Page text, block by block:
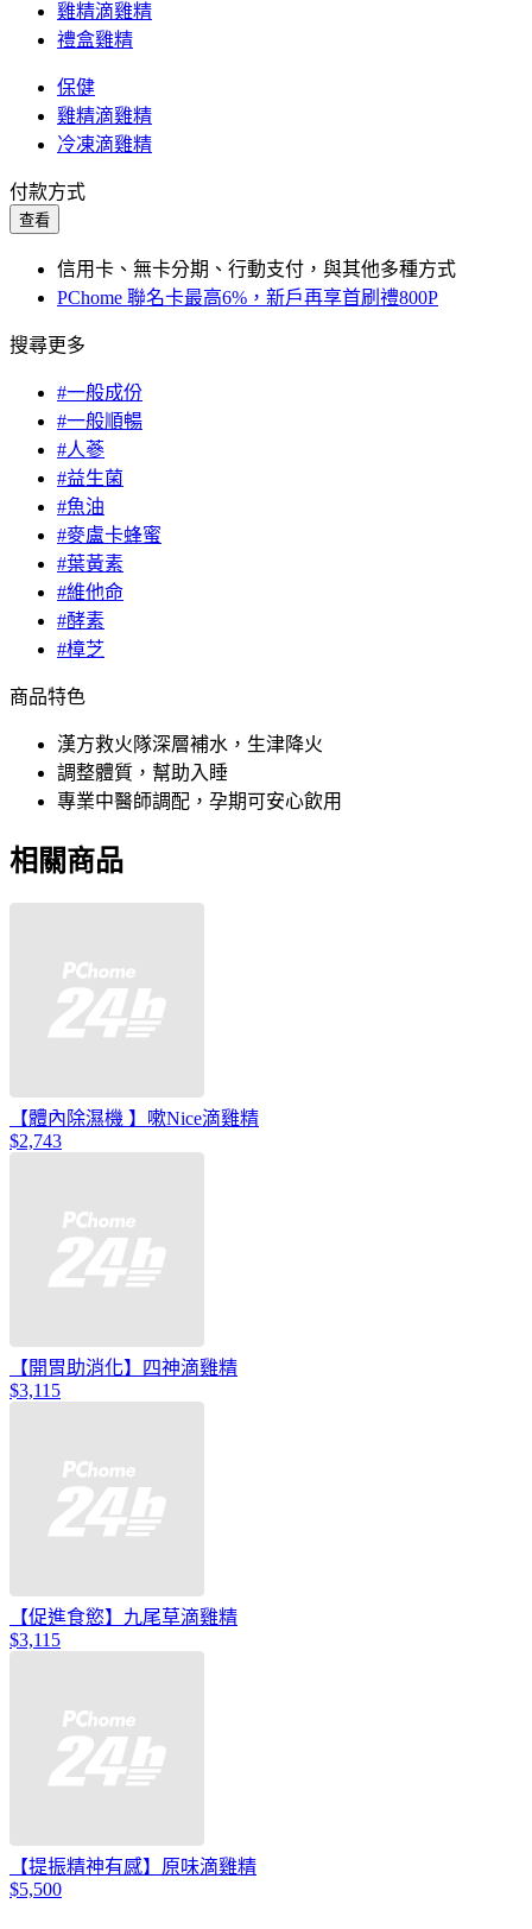
雞精滴雞精
禮盒雞精
保健
雞精滴雞精
冷凍滴雞精
付款方式
查看
信用卡、無卡分期、行動支付，與其他多種方式
PChome 聯名卡最高6%，新戶再享首刷禮800P
搜尋更多
#一般成份
#一般順暢
#人蔘
#益生菌
#魚油
#麥盧卡蜂蜜
#葉黃素
#維他命
#酵素
#樟芝
商品特色
漢方救火隊深層補水，生津降火
調整體質，幫助入睡
專業中醫師調配，孕期可安心飲用
相關商品
【體內除濕機 】嗽Nice滴雞精
$2,743
【開胃助消化】四神滴雞精
$3,115
【促進食慾】九尾草滴雞精
$3,115
【提振精神有感】原味滴雞精
$5,500